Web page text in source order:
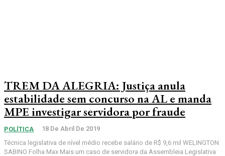
TREM DA ALEGRIA: Justiça anula
estabilidade sem concurso na AL e manda
MPE investigar servidora por fraude
POLÍTICA
18 De Abril De 2019
Técnica legislativa de nível médio recebe salário de R$ 9,6 mil WELINGTON
SABINO Folha Max Mais um caso de servidora da Assembleia Legislativa